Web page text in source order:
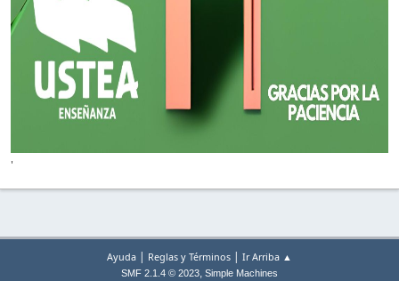
'
Ayuda | Reglas y Términos | Ir Arriba ▲
SMF 2.1.4 © 2023, Simple Machines